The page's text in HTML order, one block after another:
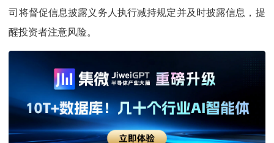
司将督促信息披露义务人执行减持规定并及时披露信息，提
醒投资者注意风险。